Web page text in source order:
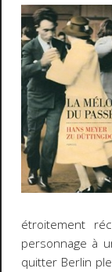
étroitement
personnage à
quitter Berlin